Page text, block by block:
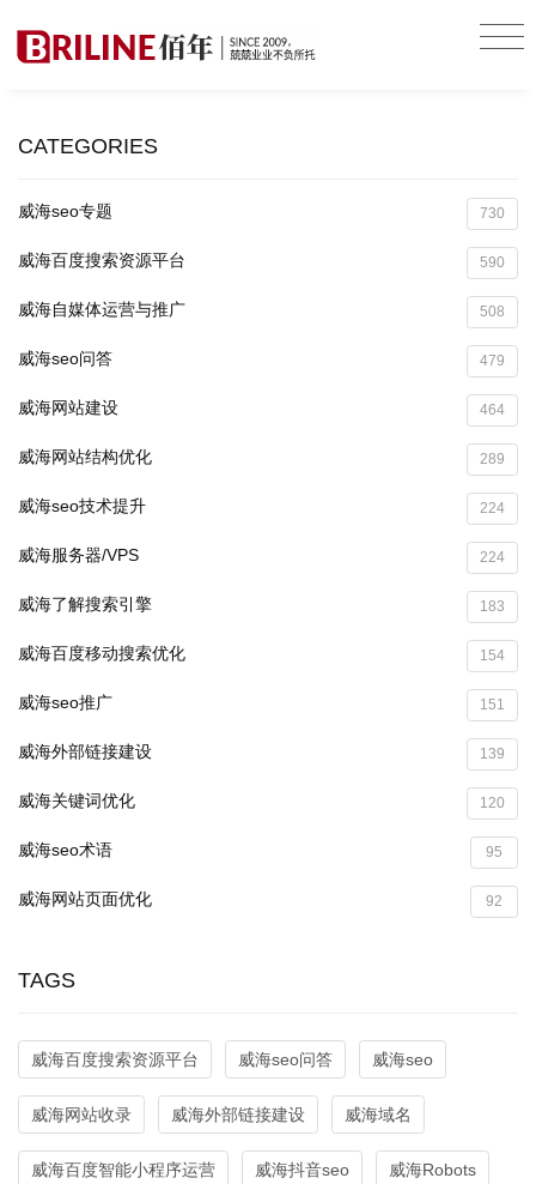
CATEGORIES
威海seo专题 730
威海百度搜索资源平台 590
威海自媒体运营与推广 508
威海seo问答 479
威海网站建设 464
威海网站结构优化 289
威海seo技术提升 224
威海服务器/VPS 224
威海了解搜索引擎 183
威海百度移动搜索优化 154
威海seo推广 151
威海外部链接建设 139
威海关键词优化 120
威海seo术语 95
威海网站页面优化 92
TAGS
威海百度搜索资源平台 威海seo问答 威海seo
威海网站收录 威海外部链接建设 威海域名
威海百度智能小程序运营 威海抖音seo 威海Robots